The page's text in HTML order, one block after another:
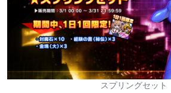
スプリングセット